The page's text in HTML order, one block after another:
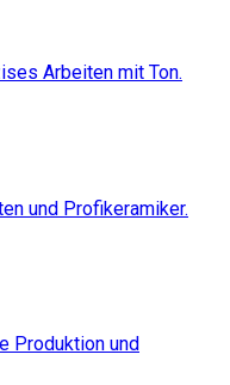
Arbeiten mit Ton.
und Profikeramiker.
Produktion und